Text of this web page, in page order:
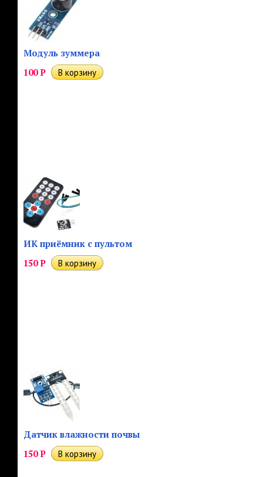
Модуль зуммера
100Р
ИК приёмник с пультом
150Р
Датчик влажности почвы
150Р